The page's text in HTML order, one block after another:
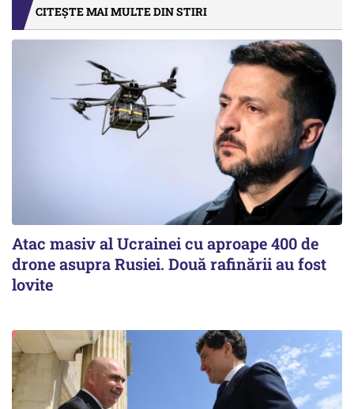
CITEȘTE MAI MULTE DIN STIRI
Atac masiv al Ucrainei cu aproape 400 de
drone asupra Rusiei. Două rafinării au fost
lovite